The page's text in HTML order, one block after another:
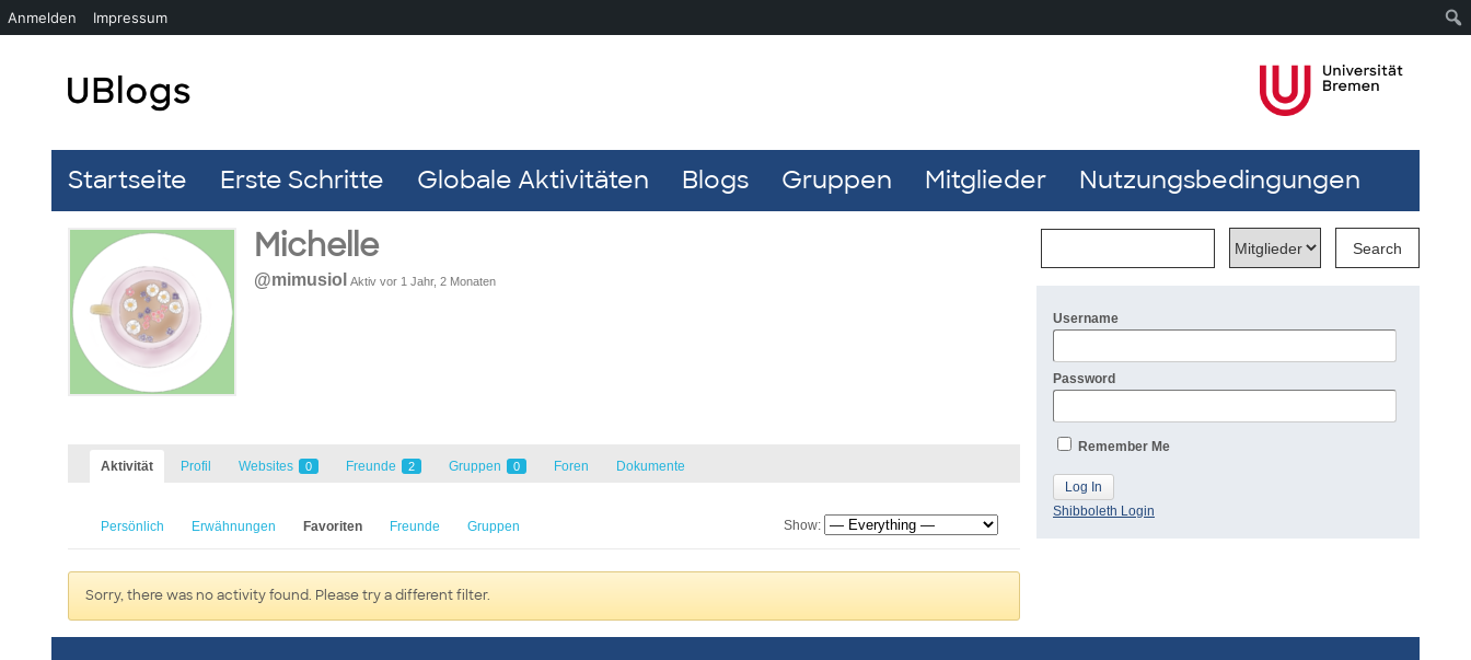
Startseite Erste Schritte Globale Aktivitäten Blogs Gruppen Mitglieder Nutzungsbedingungen
Michelle
@mimusiol Aktiv vor 1 Jahr, 2 Monaten
Aktivität Profil Websites 0 Freunde 2 Gruppen 0 Foren Dokumente
Persönlich Erwähnungen Favoriten Freunde Gruppen Show:
Sorry, there was no activity found. Please try a different filter.
Username
Password
Remember Me
Shibboleth Login
Anmelden Impressum